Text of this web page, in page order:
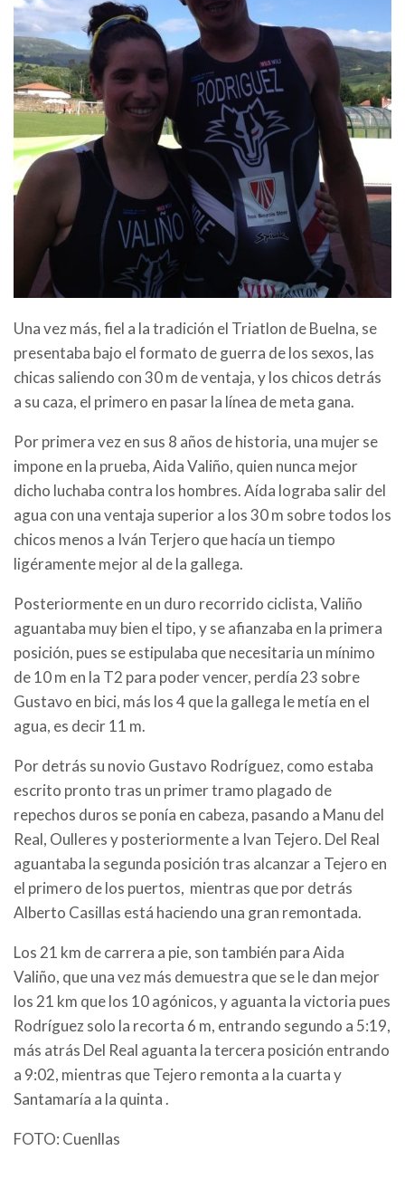
Una vez más, fiel a la tradición el Triatlon de Buelna, se
presentaba bajo el formato de guerra de los sexos, las
chicas saliendo con 30 m de ventaja, y los chicos detrás
a su caza, el primero en pasar la línea de meta gana.
Por primera vez en sus 8 años de historia, una mujer se
impone en la prueba, Aida Valiño, quien nunca mejor
dicho luchaba contra los hombres. Aída lograba salir del
agua con una ventaja superior a los 30 m sobre todos los
chicos menos a Iván Terjero que hacía un tiempo
ligéramente mejor al de la gallega.
Posteriormente en un duro recorrido ciclista, Valiño
aguantaba muy bien el tipo, y se afianzaba en la primera
posición, pues se estipulaba que necesitaria un mínimo
de 10 m en la T2 para poder vencer, perdía 23 sobre
Gustavo en bici, más los 4 que la gallega le metía en el
agua, es decir 11 m.
Por detrás su novio Gustavo Rodríguez, como estaba
escrito pronto tras un primer tramo plagado de
repechos duros se ponía en cabeza, pasando a Manu del
Real, Oulleres y posteriormente a Ivan Tejero. Del Real
aguantaba la segunda posición tras alcanzar a Tejero en
el primero de los puertos, mientras que por detrás
Alberto Casillas está haciendo una gran remontada.
Los 21 km de carrera a pie, son también para Aida
Valiño, que una vez más demuestra que se le dan mejor
los 21 km que los 10 agónicos, y aguanta la victoria pues
Rodríguez solo la recorta 6 m, entrando segundo a 5:19,
más atrás Del Real aguanta la tercera posición entrando
a 9:02, mientras que Tejero remonta a la cuarta y
Santamaría a la quinta .
FOTO: Cuenllas